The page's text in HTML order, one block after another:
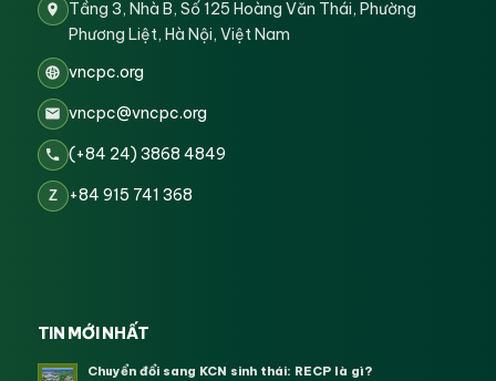
Tầng 3, Nhà B, Số 125 Hoàng Văn Thái, Phường
Phương Liệt, Hà Nội, Việt Nam
vncpc.org
vncpc@vncpc.org
(+84 24) 3868 4849
Z +84 915 741 368
TIN MỚI NHẤT
Chuyển đổi sang KCN sinh thái: RECP là gì?